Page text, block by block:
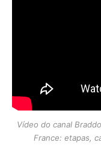
Vídeo do canal
France: etapas,